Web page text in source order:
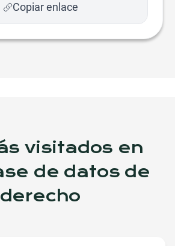
Copiar enlace
visitados en
de datos de
derecho